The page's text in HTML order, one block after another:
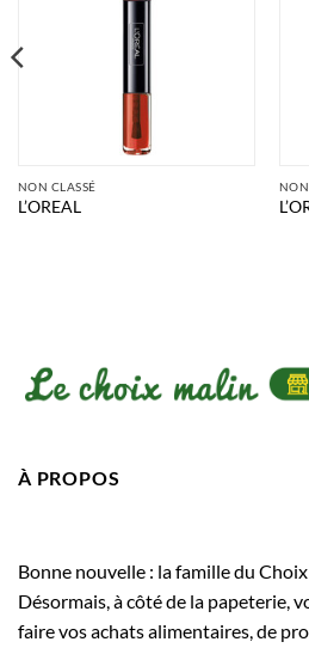
NON CLASSÉ
L’OREAL
NON
À PROPOS
Bonne nouvelle : la famille du
Désormais, à côté de la papeterie,
faire vos achats alimentaires, de